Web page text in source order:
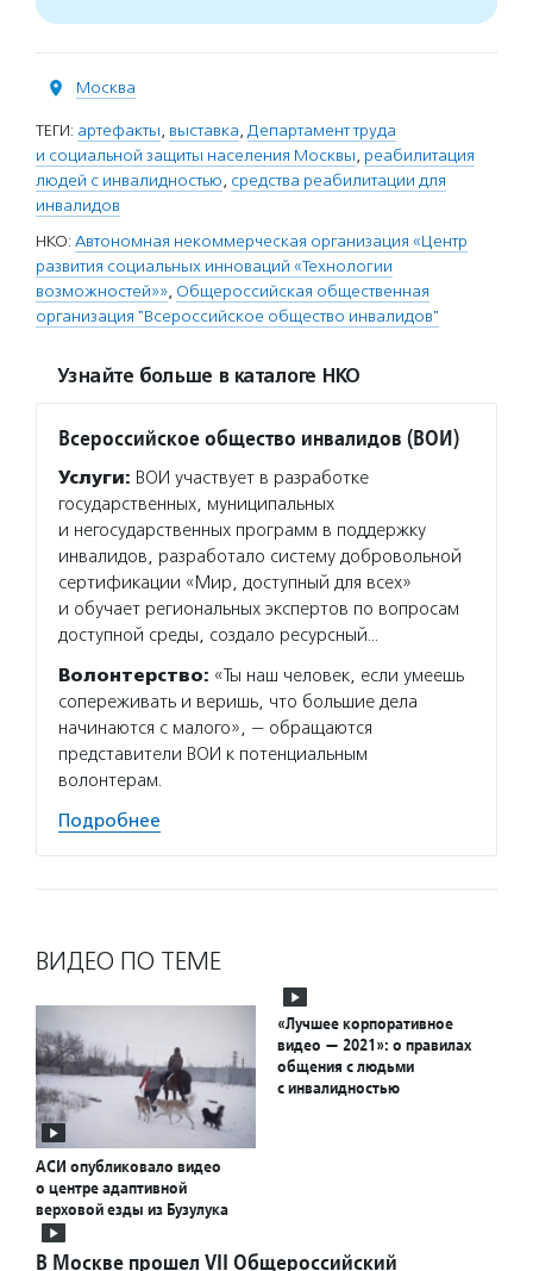
Москва
ТЕГИ: артефакты, выставка, Департамент труда
и социальной защиты населения Москвы, реабилитация
людей с инвалидностью, средства реабилитации для
инвалидов
НКО: Автономная некоммерческая организация «Центр
развития социальных инноваций «Технологии
возможностей»», Общероссийская общественная
организация "Всероссийское общество инвалидов"
Узнайте больше в каталоге НКО
Всероссийское общество инвалидов (ВОИ)
Услуги: ВОИ участвует в разработке
государственных, муниципальных
и негосударственных программ в поддержку
инвалидов, разработало систему добровольной
сертификации «Мир, доступный для всех»
и обучает региональных экспертов по вопросам
доступной среды, создало ресурсный…
Волонтерство: «Ты наш человек, если умеешь
сопереживать и веришь, что большие дела
начинаются с малого», — обращаются
представители ВОИ к потенциальным
волонтерам.
Подробнее
ВИДЕО ПО ТЕМЕ
АСИ опубликовало видео
о центре адаптивной
верховой езды из Бузулука
«Лучшее корпоративное
видео — 2021»: о правилах
общения с людьми
с инвалидностью
В Москве прошел VII Общероссийский